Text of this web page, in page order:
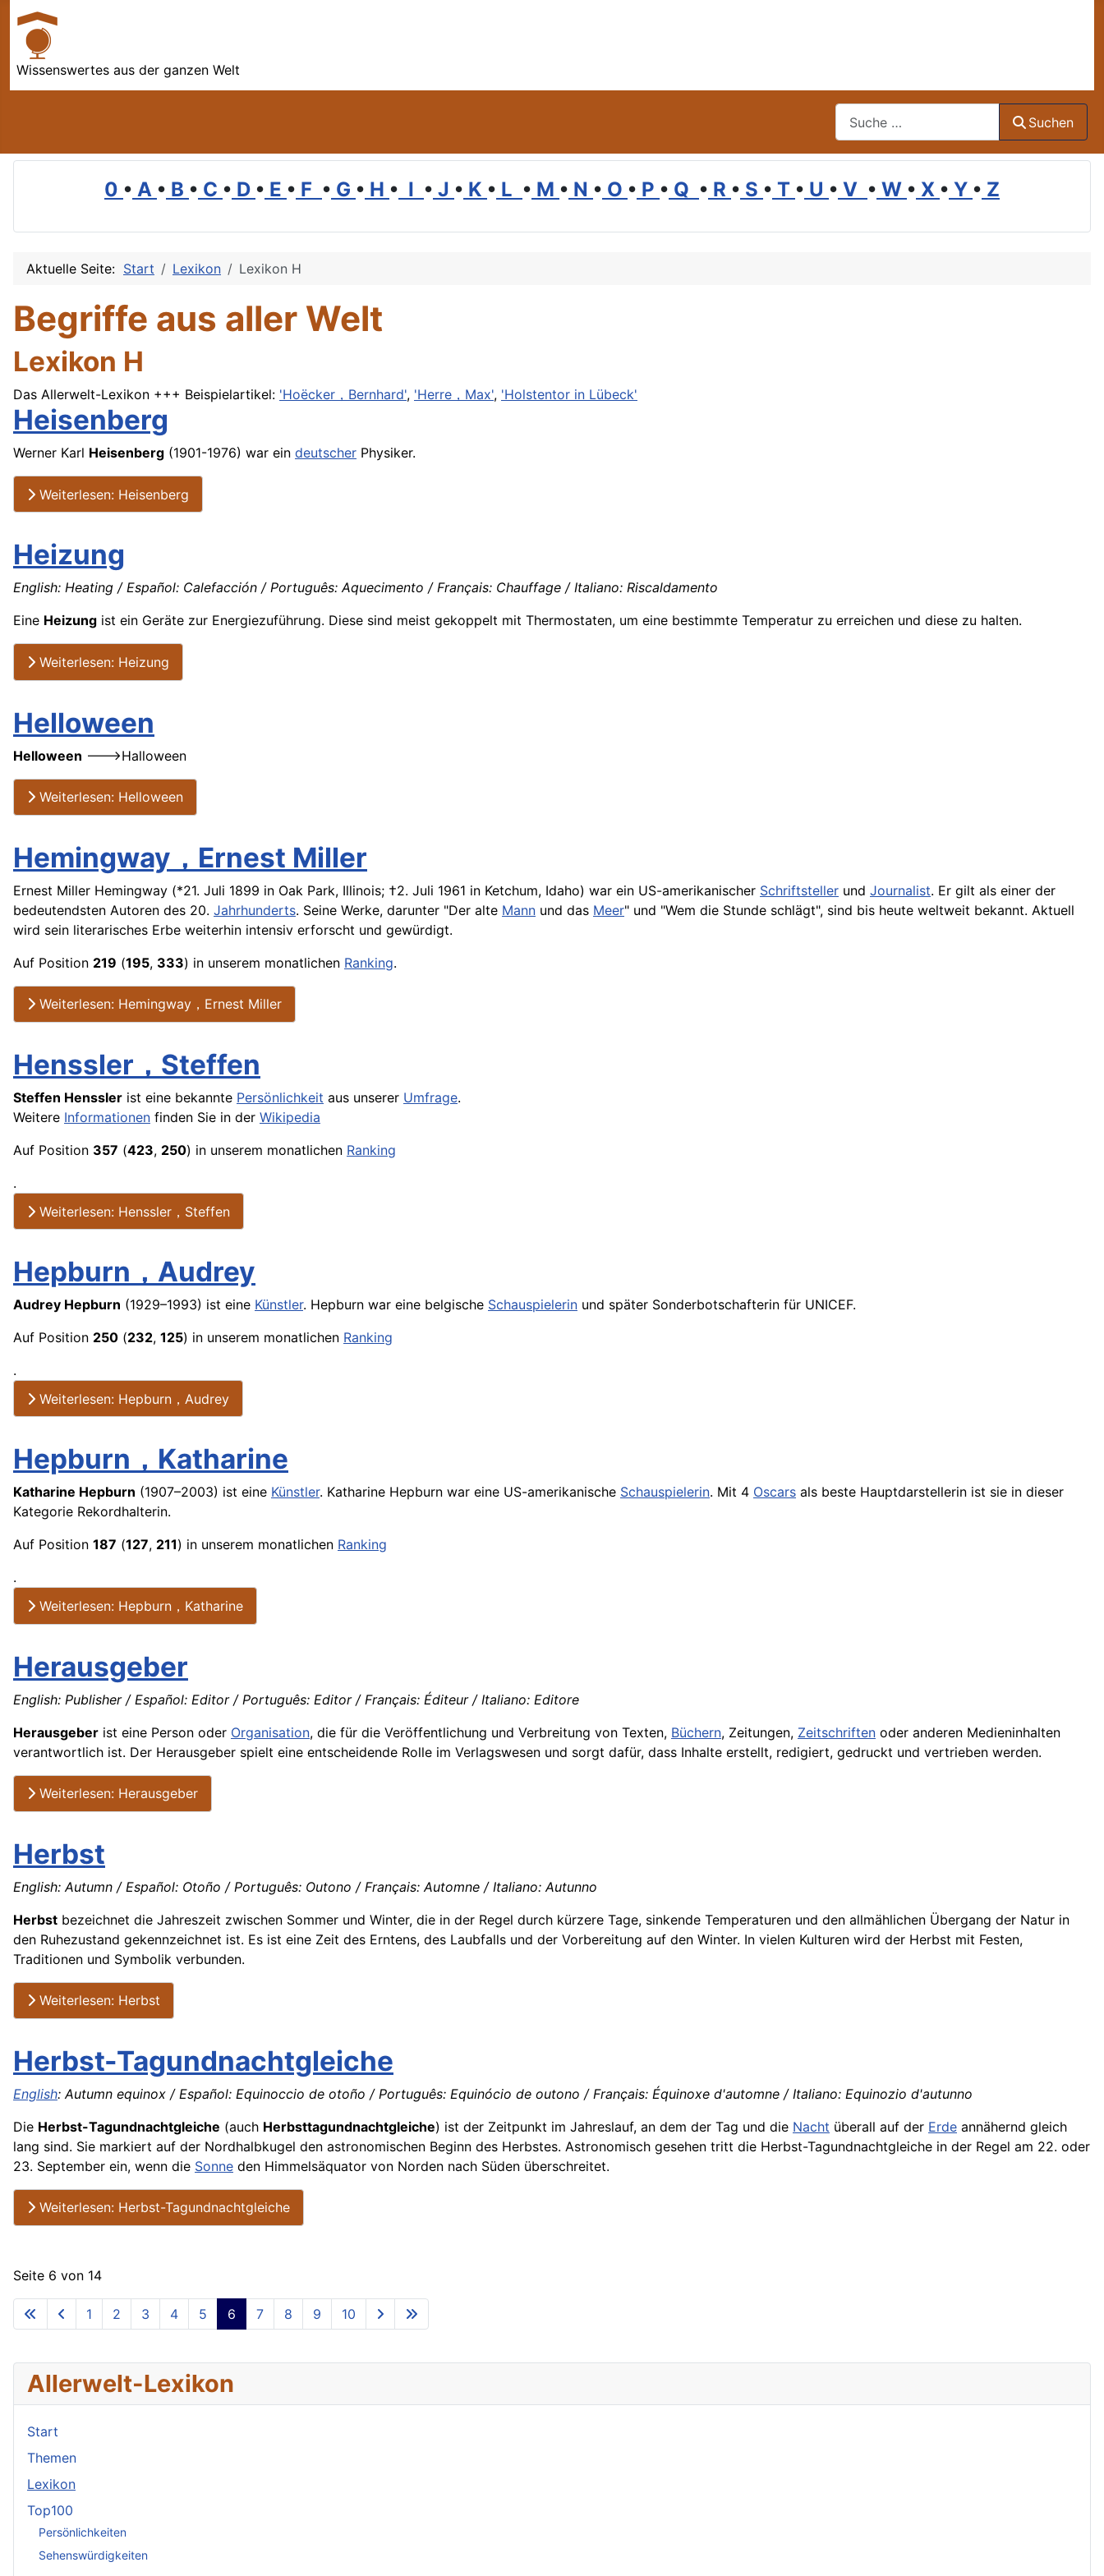
Wissenswertes aus der ganzen Welt
Suchen
0 • A • B • C • D • E • F • G • H • I • J • K • L • M • N • O • P • Q • R • S • T • U • V • W • X • Y • Z
Aktuelle Seite: Start Lexikon Lexikon H
Begriffe aus aller Welt
Lexikon H
Das Allerwelt-Lexikon +++ Beispielartikel: 'Hoëcker，Bernhard', 'Herre，Max', 'Holstentor in Lübeck'
Heisenberg
Werner Karl Heisenberg (1901-1976) war ein deutscher Physiker.
Weiterlesen: Heisenberg
Heizung
English: Heating / Español: Calefacción / Português: Aquecimento / Français: Chauffage / Italiano: Riscaldamento
Eine Heizung ist ein Geräte zur Energiezuführung. Diese sind meist gekoppelt mit Thermostaten, um eine bestimmte Temperatur zu erreichen und diese zu halten.
Weiterlesen: Heizung
Helloween
Helloween --->Halloween
Weiterlesen: Helloween
Hemingway，Ernest Miller
Ernest Miller Hemingway (*21. Juli 1899 in Oak Park, Illinois; †2. Juli 1961 in Ketchum, Idaho) war ein US-amerikanischer Schriftsteller und Journalist. Er gilt als einer der
bedeutendsten Autoren des 20. Jahrhunderts. Seine Werke, darunter "Der alte Mann und das Meer" und "Wem die Stunde schlägt", sind bis heute weltweit bekannt. Aktuell
wird sein literarisches Erbe weiterhin intensiv erforscht und gewürdigt.
Auf Position 219 (195, 333) in unserem monatlichen Ranking.
Weiterlesen: Hemingway，Ernest Miller
Henssler，Steffen
Steffen Henssler ist eine bekannte Persönlichkeit aus unserer Umfrage.
Weitere Informationen finden Sie in der Wikipedia
Auf Position 357 (423, 250) in unserem monatlichen Ranking
.
Weiterlesen: Henssler，Steffen
Hepburn，Audrey
Audrey Hepburn (1929–1993) ist eine Künstler. Hepburn war eine belgische Schauspielerin und später Sonderbotschafterin für UNICEF.
Auf Position 250 (232, 125) in unserem monatlichen Ranking
.
Weiterlesen: Hepburn，Audrey
Hepburn，Katharine
Katharine Hepburn (1907–2003) ist eine Künstler. Katharine Hepburn war eine US-amerikanische Schauspielerin. Mit 4 Oscars als beste Hauptdarstellerin ist sie in dieser
Kategorie Rekordhalterin.
Auf Position 187 (127, 211) in unserem monatlichen Ranking
.
Weiterlesen: Hepburn，Katharine
Herausgeber
English: Publisher / Español: Editor / Português: Editor / Français: Éditeur / Italiano: Editore
Herausgeber ist eine Person oder Organisation, die für die Veröffentlichung und Verbreitung von Texten, Büchern, Zeitungen, Zeitschriften oder anderen Medieninhalten
verantwortlich ist. Der Herausgeber spielt eine entscheidende Rolle im Verlagswesen und sorgt dafür, dass Inhalte erstellt, redigiert, gedruckt und vertrieben werden.
Weiterlesen: Herausgeber
Herbst
English: Autumn / Español: Otoño / Português: Outono / Français: Automne / Italiano: Autunno
Herbst bezeichnet die Jahreszeit zwischen Sommer und Winter, die in der Regel durch kürzere Tage, sinkende Temperaturen und den allmählichen Übergang der Natur in
den Ruhezustand gekennzeichnet ist. Es ist eine Zeit des Erntens, des Laubfalls und der Vorbereitung auf den Winter. In vielen Kulturen wird der Herbst mit Festen,
Traditionen und Symbolik verbunden.
Weiterlesen: Herbst
Herbst-Tagundnachtgleiche
English: Autumn equinox / Español: Equinoccio de otoño / Português: Equinócio de outono / Français: Équinoxe d'automne / Italiano: Equinozio d'autunno
Die Herbst-Tagundnachtgleiche (auch Herbsttagundnachtgleiche) ist der Zeitpunkt im Jahreslauf, an dem der Tag und die Nacht überall auf der Erde annähernd gleich
lang sind. Sie markiert auf der Nordhalbkugel den astronomischen Beginn des Herbstes. Astronomisch gesehen tritt die Herbst-Tagundnachtgleiche in der Regel am 22. oder
23. September ein, wenn die Sonne den Himmelsäquator von Norden nach Süden überschreitet.
Weiterlesen: Herbst-Tagundnachtgleiche
Seite 6 von 14
1 2 3 4 5 6 7 8 9 10
Allerwelt-Lexikon
Start
Themen
Lexikon
Top100
Persönlichkeiten
Sehenswürdigkeiten